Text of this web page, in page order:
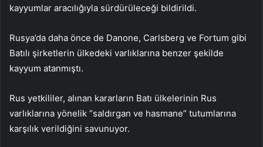
kayyumlar aracılığıyla sürdürüleceği bildirildi.
Rusya’da daha önce de Danone, Carlsberg ve Fortum gibi
Batılı şirketlerin ülkedeki varlıklarına benzer şekilde
kayyum atanmıştı.
Rus yetkililer, alınan kararların Batı ülkelerinin Rus
varlıklarına yönelik “saldırgan ve hasmane” tutumlarına
karşılık verildiğini savunuyor.